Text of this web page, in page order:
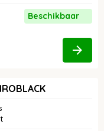
Beschikbaar